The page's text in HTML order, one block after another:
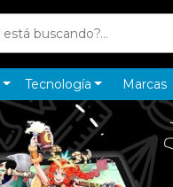
Tecnología Marcas